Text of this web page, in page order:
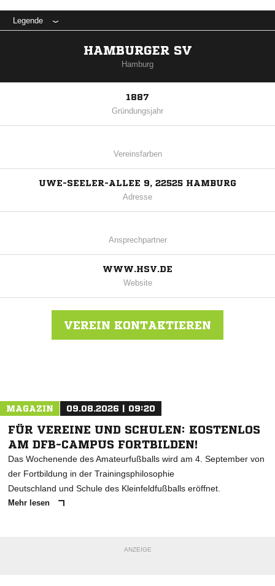
Legende
HAMBURGER SV
Hamburg
1887
Gründungsjahr
Vereinsfarben
UWE-SEELER-ALLEE 9, 22525 HAMBURG
Adresse
Ansprechpartner
WWW.HSV.DE
Website
VEREIN KONTAKTIEREN
MAGAZIN 09.08.2026 | 09:20
FÜR VEREINE UND SCHULEN: KOSTENLOS
AM DFB-CAMPUS FORTBILDEN!
Das Wochenende des Amateurfußballs wird am 4. September von
der Fortbildung in der Trainingsphilosophie
Deutschland und Schule des Kleinfeldfußballs eröffnet.
Mehr lesen
ANZEIGE